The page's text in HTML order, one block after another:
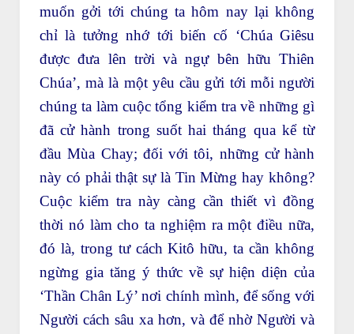
muốn gởi tới chúng ta hôm nay lại không
chỉ là tưởng nhớ tới biến cố ‘Chúa Giêsu
được đưa lên trời và ngự bên hữu Thiên
Chúa’, mà là một yêu cầu gửi tới mỗi người
chúng ta làm cuộc tổng kiểm tra về những gì
đã cử hành trong suốt hai tháng qua kể từ
đầu Mùa Chay; đối với tôi, những cử hành
này có phải thật sự là Tin Mừng hay không?
Cuộc kiểm tra này càng cần thiết vì đồng
thời nó làm cho ta nghiệm ra một điều nữa,
đó là, trong tư cách Kitô hữu, ta cần không
ngừng gia tăng ý thức về sự hiện diện của
‘Thần Chân Lý’ nơi chính mình, để sống với
Người cách sâu xa hơn, và để nhờ Người và